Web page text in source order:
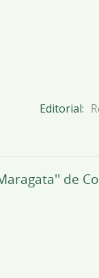
Editorial
de